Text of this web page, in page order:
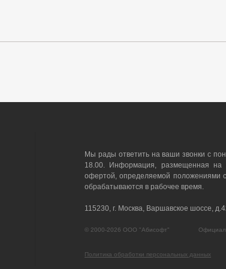
Мы рады ответить на ваши звонки с
18.00. Информация, размещенная на
офертой, определяемой положениями
обрабатываются в рабочее время.
115230, г. Москва, Варшавское шоссе,
© 2000-2026 ООО "Абисофт"
Политика обработки персональных данных